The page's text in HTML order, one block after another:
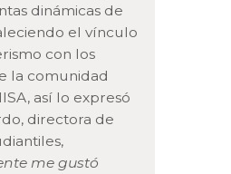
dinámicas de
el vínculo
con los
la comunidad
así lo expresó
directora de
me gustó